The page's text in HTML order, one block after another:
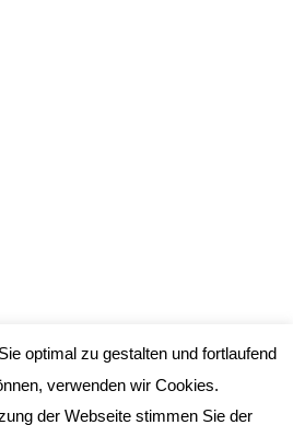
optimal zu gestalten und fortlaufend
verwenden wir Cookies.
der Webseite stimmen Sie der